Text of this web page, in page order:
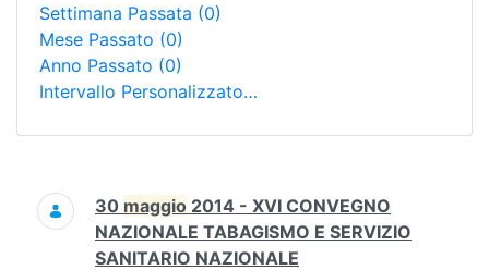
Settimana Passata (0)
Mese Passato (0)
Anno Passato (0)
Intervallo Personalizzato…
Ricerca
30 maggio 2014 - XVI CONVEGNO
NAZIONALE TABAGISMO E SERVIZIO
SANITARIO NAZIONALE